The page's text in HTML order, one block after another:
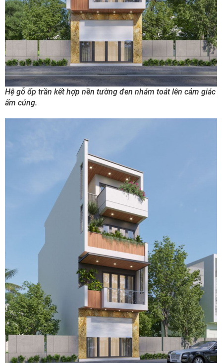
Hệ gỗ ốp trần kết hợp nền tường đen nhám toát lên cảm giác
ấm cúng.